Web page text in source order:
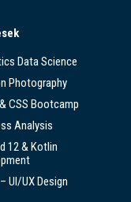
Data Science
Photography
CSS Bootcamp
Analysis
12 & Kotlin
UI/UX Design